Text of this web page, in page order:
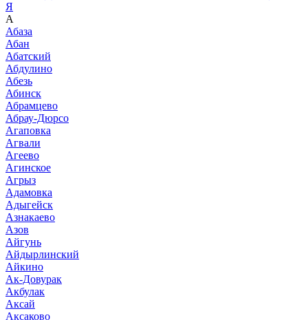
Я
А
Абаза
Абан
Абатский
Абдулино
Абезь
Абинск
Абрамцево
Абрау-Дюрсо
Агаповка
Агвали
Агеево
Агинское
Агрыз
Адамовка
Адыгейск
Азнакаево
Азов
Айгунь
Айдырлинский
Айкино
Ак-Довурак
Акбулак
Аксай
Аксаково